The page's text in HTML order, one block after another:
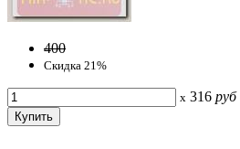
400
Скидка 21%
x 316 руб